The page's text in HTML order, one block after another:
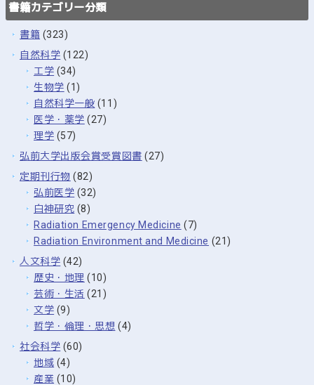
書籍カテゴリー分類
書籍 (323)
自然科学 (122)
工学 (34)
生物学 (1)
自然科学一般 (11)
医学・薬学 (27)
理学 (57)
弘前大学出版会賞受賞図書 (27)
定期刊行物 (82)
弘前医学 (32)
白神研究 (8)
Radiation Emergency Medicine (7)
Radiation Environment and Medicine (21)
人文科学 (42)
歴史・地理 (10)
芸術・生活 (21)
文学 (9)
哲学・倫理・思想 (4)
社会科学 (60)
地域 (4)
産業 (10)